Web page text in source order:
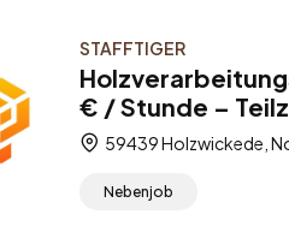
STAFFTIGER
€ / Stunde –
59439 Holzwickede,
Nebenjob